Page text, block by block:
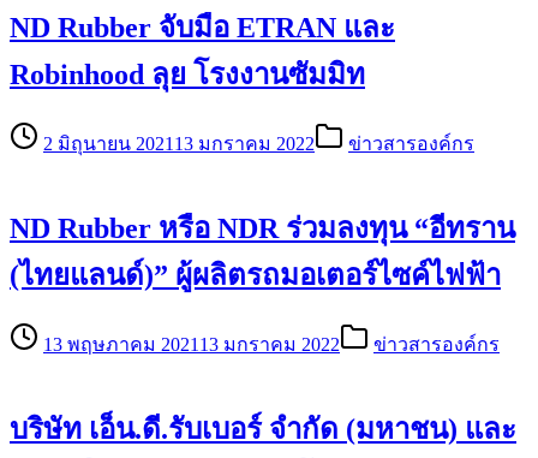
ND Rubber จับมือ ETRAN และ
Robinhood ลุย โรงงานซัมมิท
2 มิถุนายน 2021 13 มกราคม 2022 ข่าวสารองค์กร
ND Rubber หรือ NDR ร่วมลงทุน “อีทราน
(ไทยแลนด์)” ผู้ผลิตรถมอเตอร์ไซค์ไฟฟ้า
13 พฤษภาคม 2021 13 มกราคม 2022 ข่าวสารองค์กร
บริษัท เอ็น.ดี.รับเบอร์ จำกัด (มหาชน) และ